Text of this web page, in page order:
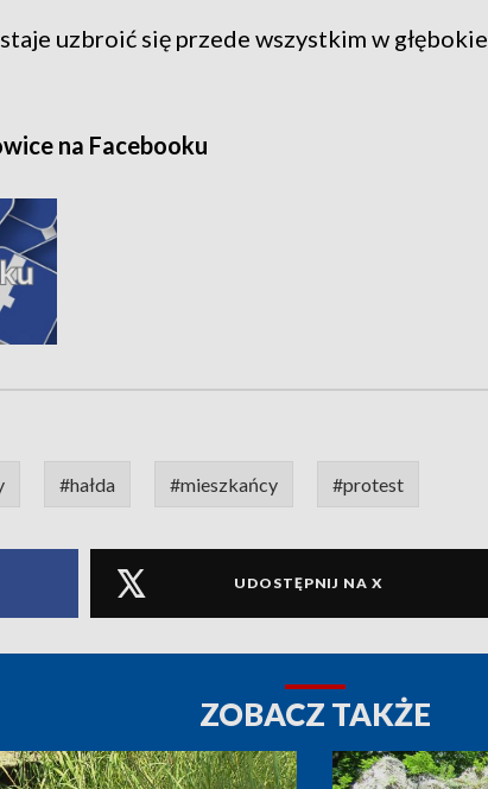
uzbroić się przede wszystkim w głębokie
na Facebooku
#hałda #mieszkańcy #protest
UDOSTĘPNIJ NA X
ZOBACZ TAKŻE